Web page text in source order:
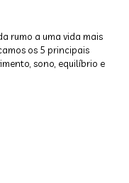
rumo a uma vida mais
os 5 principais
sono, equilíbrio e